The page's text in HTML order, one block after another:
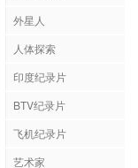
外星人
人体探索
印度纪录片
BTV纪录片
飞机纪录片
艺术家